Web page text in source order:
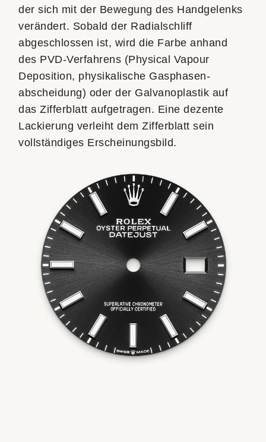
der sich mit der Bewegung des Handgelenks
verändert. Sobald der Radialschliff
abgeschlossen ist, wird die Farbe anhand
des PVD-Verfahrens (Physical Vapour
Deposition, physikalische Gasphasen­
abscheidung) oder der Galvanoplastik auf
das Zifferblatt aufgetragen. Eine dezente
Lackierung verleiht dem Zifferblatt sein
vollständiges Erscheinungsbild.